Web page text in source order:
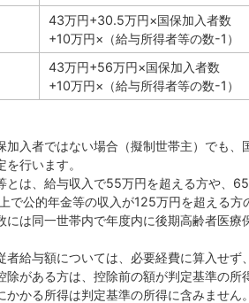
43万円+30.5万円×国保加入者数
+10万円×（給与所得者等の数-1）
43万円+56万円×国保加入者数
+10万円×（給与所得者等の数-1）
加入者ではない場合（擬制世帯主）でも
行います。
とは、給与収入で55万円を超える方や、
で公的年金等の収入が125万円を超える方
には同一世帯内で年度内に後期高齢者医
者給与額については、必要経費に算入せず
除がある方は、控除前の額が判定基準の所
かかる所得は判定基準の所得に含みません。